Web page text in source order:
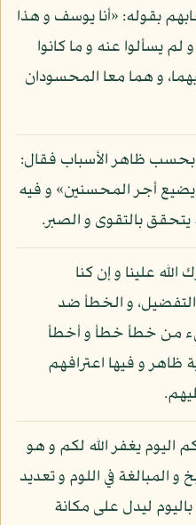
بقوله: «أنا يوسف و هذا
يسألوا عنه و ما كانوا
و هما معا المحسودان
ظاهر الأسباب فقال:
يضيع أجر المحسنين» و فيه
يتحقق بالتقوى و الصبر.
الله علينا و إن كنا
التفضيل، و الخطأ ضد
من خطأ خطأ و أخطأ
ظاهر و فيها اعترافهم
اليوم يغفر الله لكم و هو
و المبالغة في اللوم و تعديد
ليدل على مكانة